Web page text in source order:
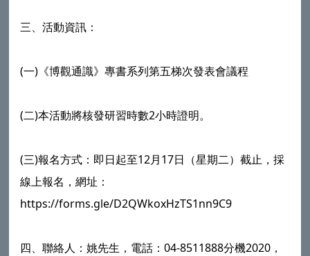
三、活動資訊：
(一)《博觀通識》專書系列第五梯次發表會議程
(二)本活動將核發研習時數2小時證明。
(三)報名方式：即日起至12月17日（星期二）截止，採
線上報名，網址：
https://forms.gle/D2QWkoxHzTS1nn9C9
四、聯絡人：姚先生，電話：04-8511888分機2020，